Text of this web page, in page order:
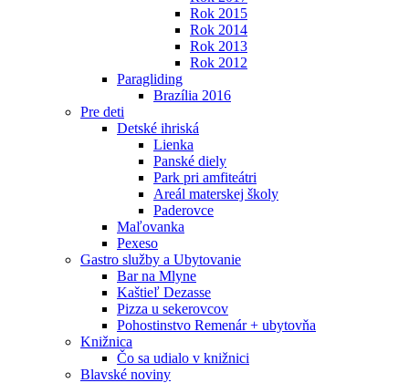
Rok 2015
Rok 2014
Rok 2013
Rok 2012
Paragliding
Brazília 2016
Pre deti
Detské ihriská
Lienka
Panské diely
Park pri amfiteátri
Areál materskej školy
Paderovce
Maľovanka
Pexeso
Gastro služby a Ubytovanie
Bar na Mlyne
Kaštieľ Dezasse
Pizza u sekerovcov
Pohostinstvo Remenár + ubytovňa
Knižnica
Čo sa udialo v knižnici
Blavské noviny